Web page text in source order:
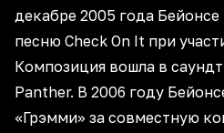
декабре 2005 года
песню Check On It при
Композиция вошла в
Panther. В 2006 году
«Грэмми» за совместную